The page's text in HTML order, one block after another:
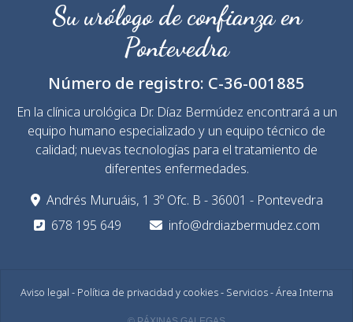
Su urólogo de confianza en
Pontevedra
Número de registro: C-36-001885
En la clínica urológica Dr. Díaz Bermúdez encontrará a un
equipo humano especializado y un equipo técnico de
calidad; nuevas tecnologías para el tratamiento de
diferentes enfermedades.
Andrés Muruáis, 1 3º Ofc. B - 36001 - Pontevedra
678 195 649
info@drdiazbermudez.com
Aviso legal - Política de privacidad y cookies- Servicios-Área Interna